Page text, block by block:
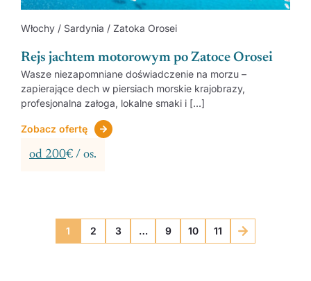
Włochy / Sardynia / Zatoka Orosei
Rejs jachtem motorowym po Zatoce Orosei
Wasze niezapomniane doświadczenie na morzu –
zapierające dech w piersiach morskie krajobrazy,
profesjonalna załoga, lokalne smaki i [...]
Zobacz ofertę
od 200€ / os.
1 2 3 … 9 10 11